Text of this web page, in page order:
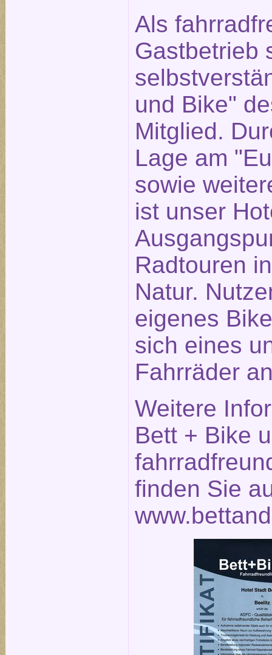
Als
Gastbetrieb
und Bike"
Mitglied.
Lage am
sowie
ist unser
Radtouren
Natur.
eigenes
sich eines
Fahrräder
Weitere
Bett + Bike
finden Sie